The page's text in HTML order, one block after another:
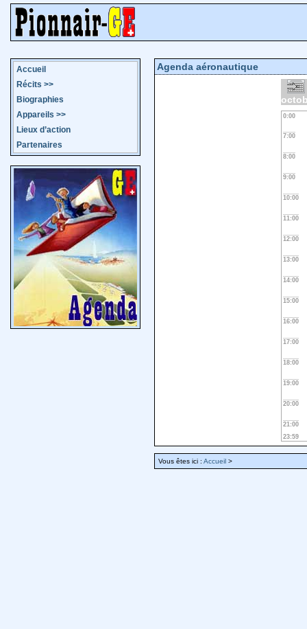
Accueil
Récits >>
Biographies
Appareils >>
Lieux d’action
Partenaires
Agenda aéronautique
0:00
7:00
8:00
9:00
10:00
11:00
12:00
13:00
14:00
15:00
16:00
17:00
18:00
19:00
20:00
21:00
23:59
Vous êtes ici : Accueil >